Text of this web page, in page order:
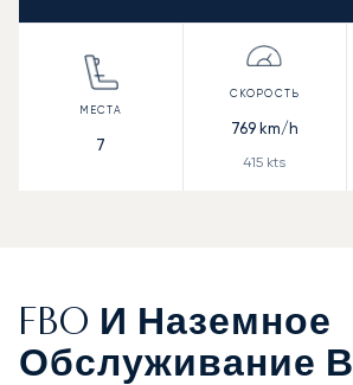
7
769km/h
415 kts
FBO И Наземное
Обслуживание В